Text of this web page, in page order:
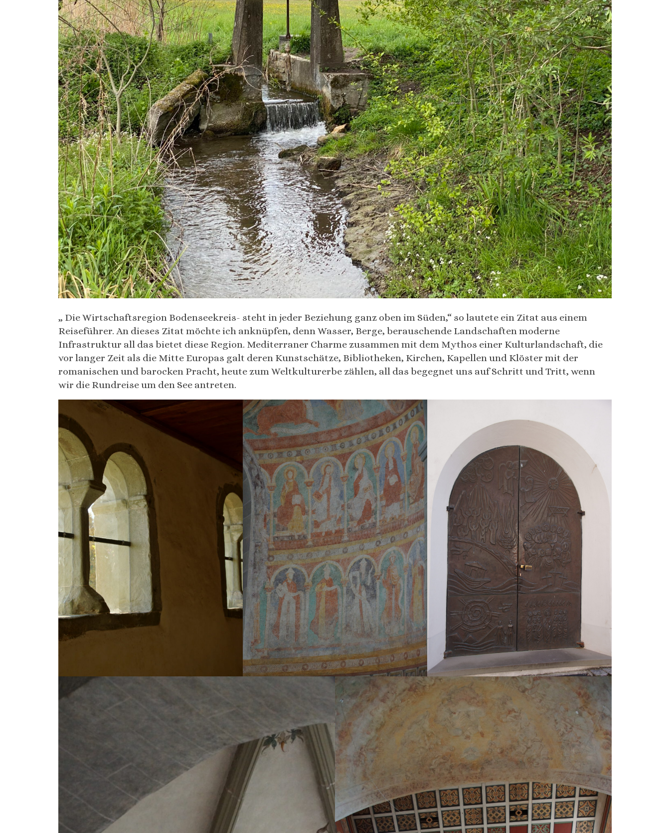
„ Die Wirtschaftsregion Bodenseekreis- steht in jeder Beziehung ganz oben im Süden,“ so lautete ein Zitat aus einem
Reiseführer. An dieses Zitat möchte ich anknüpfen, denn Wasser, Berge, berauschende Landschaften moderne
Infrastruktur all das bietet diese Region. Mediterraner Charme zusammen mit dem Mythos einer Kulturlandschaft, die
vor langer Zeit als die Mitte Europas galt deren Kunstschätze, Bibliotheken, Kirchen, Kapellen und Klöster mit der
romanischen und barocken Pracht, heute zum Weltkulturerbe zählen, all das begegnet uns auf Schritt und Tritt, wenn
wir die Rundreise um den See antreten.